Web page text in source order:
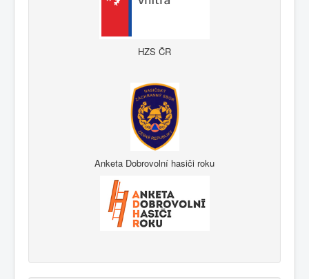
HZS ČR
Anketa Dobrovolní hasiči roku